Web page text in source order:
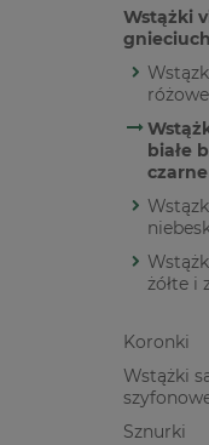
Wstążki
białe
czarne
żółte i
Koronki
Wstążki
Sznurki